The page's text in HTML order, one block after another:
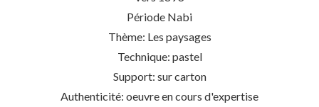
Période Nabi
Thème: Les paysages
Technique: pastel
Support: sur carton
Authenticité: oeuvre en cours d'expertise